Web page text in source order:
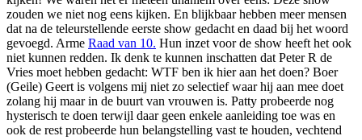
zouden we niet nog eens kijken. En blijkbaar hebben meer mensen
dat na de teleurstellende eerste show gedacht en daad bij het woord
gevoegd. Arme Raad van 10. Hun inzet voor de show heeft het ook
niet kunnen redden. Ik denk te kunnen inschatten dat Peter R de
Vries moet hebben gedacht: WTF ben ik hier aan het doen? Boer
(Geile) Geert is volgens mij niet zo selectief waar hij aan mee doet
zolang hij maar in de buurt van vrouwen is. Patty probeerde nog
hysterisch te doen terwijl daar geen enkele aanleiding toe was en
ook de rest probeerde hun belangstelling vast te houden, vechtend